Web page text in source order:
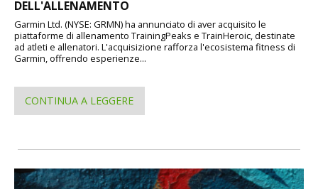
DELL'ALLENAMENTO
Garmin Ltd. (NYSE: GRMN) ha annunciato di aver acquisito le
piattaforme di allenamento TrainingPeaks e TrainHeroic, destinate
ad atleti e allenatori. L'acquisizione rafforza l'ecosistema fitness di
Garmin, offrendo esperienze...
CONTINUA A LEGGERE